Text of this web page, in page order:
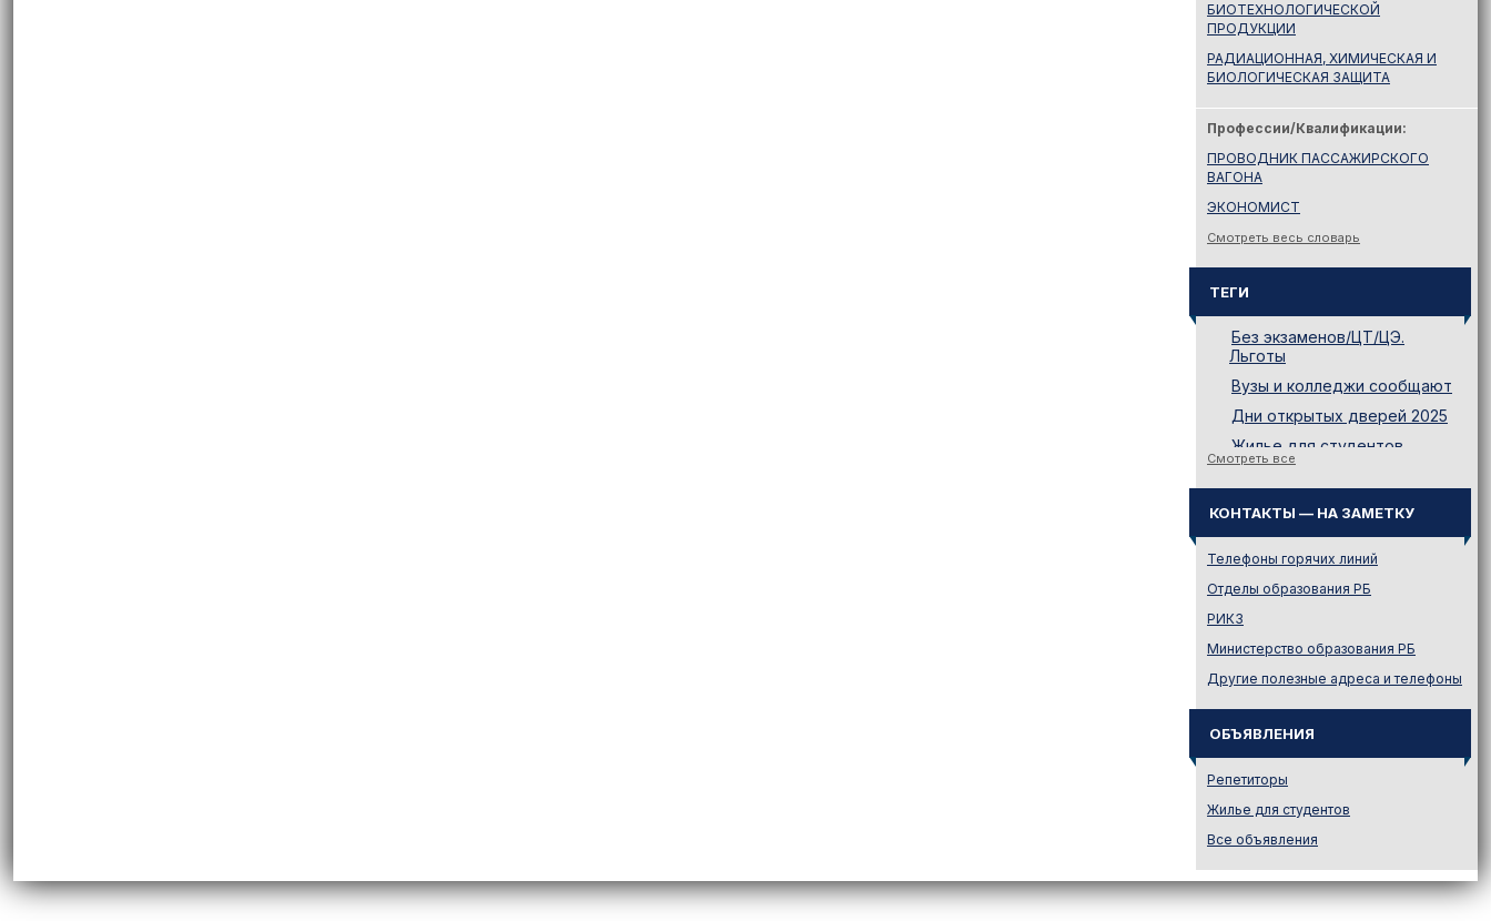
БИОТЕХНОЛОГИЧЕСКОЙ
ПРОДУКЦИИ
РАДИАЦИОННАЯ, ХИМИЧЕСКАЯ И
БИОЛОГИЧЕСКАЯ ЗАЩИТА
Профессии/Квалификации:
ПРОВОДНИК ПАССАЖИРСКОГО
ВАГОНА
ЭКОНОМИСТ
Смотреть весь словарь
ТЕГИ
Без экзаменов/ЦТ/ЦЭ.
Льготы
Вузы и колледжи сообщают
Дни открытых дверей 2025
Жилье для студентов
Иностранному абитуриенту
Куда поступать на твою
специальность?
Куда поступать? — Это надо
только
Подготовительные курсы
Подготовка к ЦЭ и ЦТ.
Репетиторы
Поступление в вузы
Поступление в колледжи
Профориентация
Проходные баллы в вузах
Беларуси
Распределение
Смотреть все
КОНТАКТЫ — НА ЗАМЕТКУ
Телефоны горячих линий
Отделы образования РБ
РИКЗ
Министерство образования РБ
Другие полезные адреса и телефоны
ОБЪЯВЛЕНИЯ
Репетиторы
Жилье для студентов
Все объявления